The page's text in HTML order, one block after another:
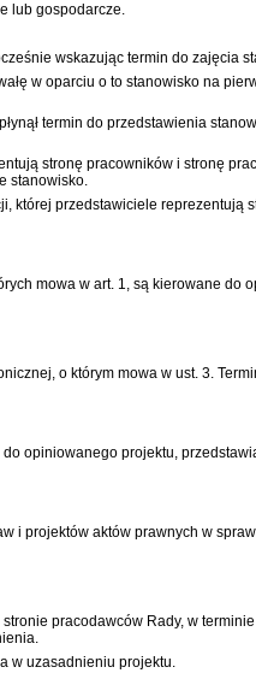
lub gospodarcze.
wskazując termin do zajęcia
w oparciu o to stanowisko na
termin do przedstawienia
stronę pracowników i stronę
stanowisko.
której przedstawiciele reprezentują
mowa w art. 1, są kierowane do
o którym mowa w ust. 3.
opiniowanego projektu,
i projektów aktów prawnych w
pracodawców Rady, w
w uzasadnieniu projektu.